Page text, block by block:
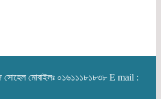
সোহেল মোবাইলঃ ০১৬১১১৮১৮৩৮ E mail :